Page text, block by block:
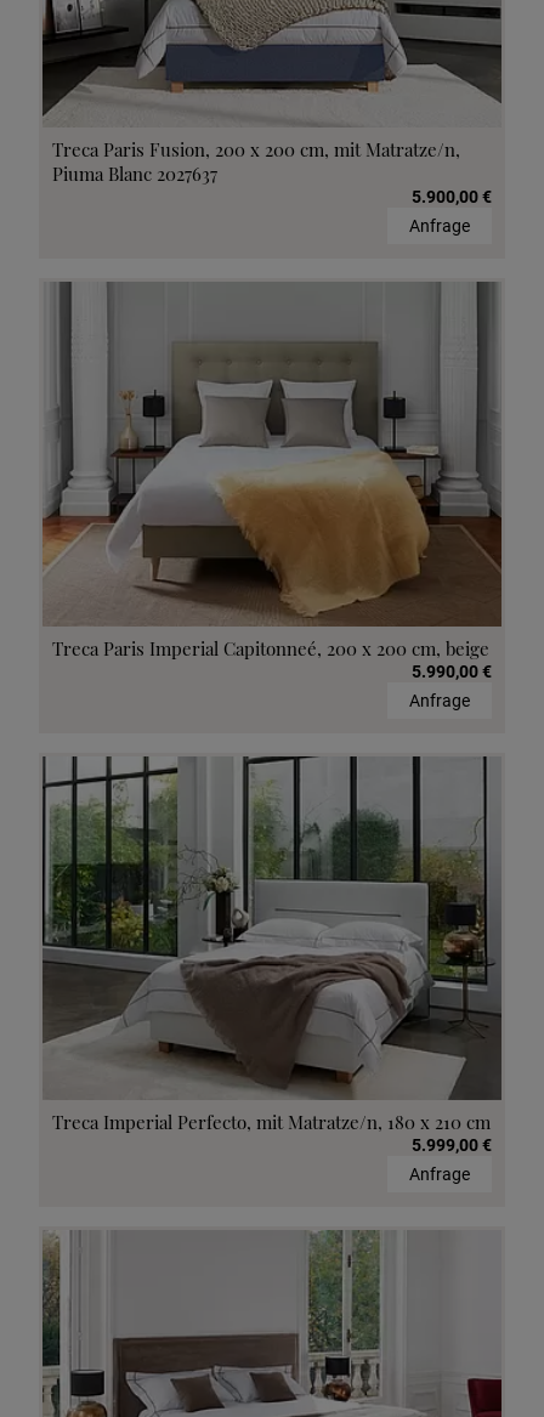
Treca Paris Fusion, 200 x 200 cm, mit Matratze/n,
Piuma Blanc 2027637
5.900,00 €
Anfrage
Treca Paris Imperial Capitonneé, 200 x 200 cm, beige
5.990,00 €
Anfrage
Treca Imperial Perfecto, mit Matratze/n, 180 x 210 cm
5.999,00 €
Anfrage